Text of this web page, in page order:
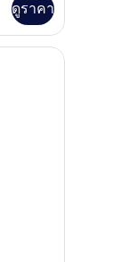
ดูราคา
องพัก, โต๊ะทำงาน, พื้น